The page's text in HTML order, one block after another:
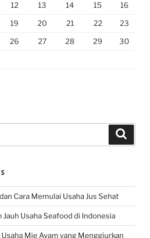
12 13 14 15 16
19 20 21 22 23
26 27 28 29 30
Cara Memulai Usaha Jus Sehat
Usaha Seafood di Indonesia
Usaha Mie Ayam yang Menggiurkan